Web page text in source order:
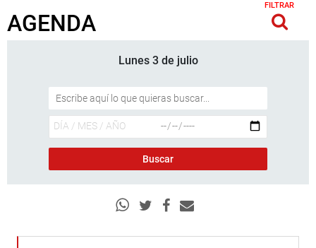
AGENDA
FILTRAR
Lunes 3 de julio